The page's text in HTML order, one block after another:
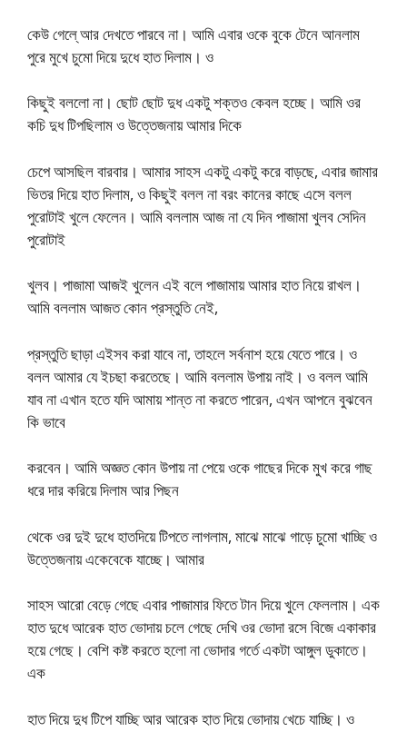
কেউ গেলে্ আর দেখতে পারবে না। আমি এবার ওকে বুকে টেনে আনলাম
পুরে মুখে চুমো দিয়ে দুধে হাত দিলাম। ও
কিছুই বললো না। ছোট ছোট দুধ একটু শক্তও কেবল হচ্ছে। আমি ওর
কচি দুধ টিপছিলাম ও উত্তেজনায় আমার দিকে
চেপে আসছিল বারবার। আমার সাহস একটু একটু করে বাড়ছে, এবার জামার
ভিতর দিয়ে হাত দিলাম, ও কিছুই বলল না বরং কানের কাছে এসে বলল
পুরোটাই খুলে ফেলেন। আমি বললাম আজ না যে দিন পাজামা খুলব সেদিন
পুরোটাই
খুলব। পাজামা আজই খুলেন এই বলে পাজামায় আমার হাত নিয়ে রাখল।
আমি বললাম আজত কোন প্রস্তুতি নেই,
প্রস্তুতি ছাড়া এইসব করা যাবে না, তাহলে সর্বনাশ হয়ে যেতে পারে। ও
বলল আমার যে ইচছা করতেছে। আমি বললাম উপায় নাই। ও বলল আমি
যাব না এখান হতে যদি আমায় শান্ত না করতে পারেন, এখন আপনে বুঝবেন
কি ভাবে
করবেন। আমি অজ্ঞত কোন উপায় না পেয়ে ওকে গাছের দিকে মুখ করে গাছ
ধরে দার করিয়ে দিলাম আর পিছন
থেকে ওর দুই দুধে হাতদিয়ে টিপতে লাগলাম, মাঝে মাঝে গাড়ে চুমো খাচ্ছি ও
উত্তেজনায় একেবেকে যাচ্ছে। আমার
সাহস আরো বেড়ে গেছে এবার পাজামার ফিতে টান দিয়ে খুলে ফেললাম। এক
হাত দুধে আরেক হাত ভোদায় চলে গেছে দেখি ওর ভোদা রসে বিজে একাকার
হয়ে গেছে। বেশি কষ্ট করতে হলো না ভোদার গর্তে একটা আঙ্গুল ডুকাতে।
এক
হাত দিয়ে দুধ টিপে যাচ্ছি আর আরেক হাত দিয়ে ভোদায় খেচে যাচ্ছি। ও